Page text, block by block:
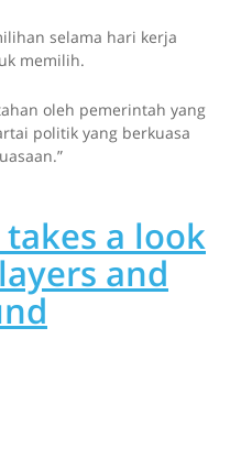
selama hari kerja
memilih.
oleh pemerintah yang
politik yang berkuasa
a look
and